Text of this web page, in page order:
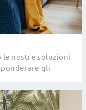
le nostre soluzioni
gli